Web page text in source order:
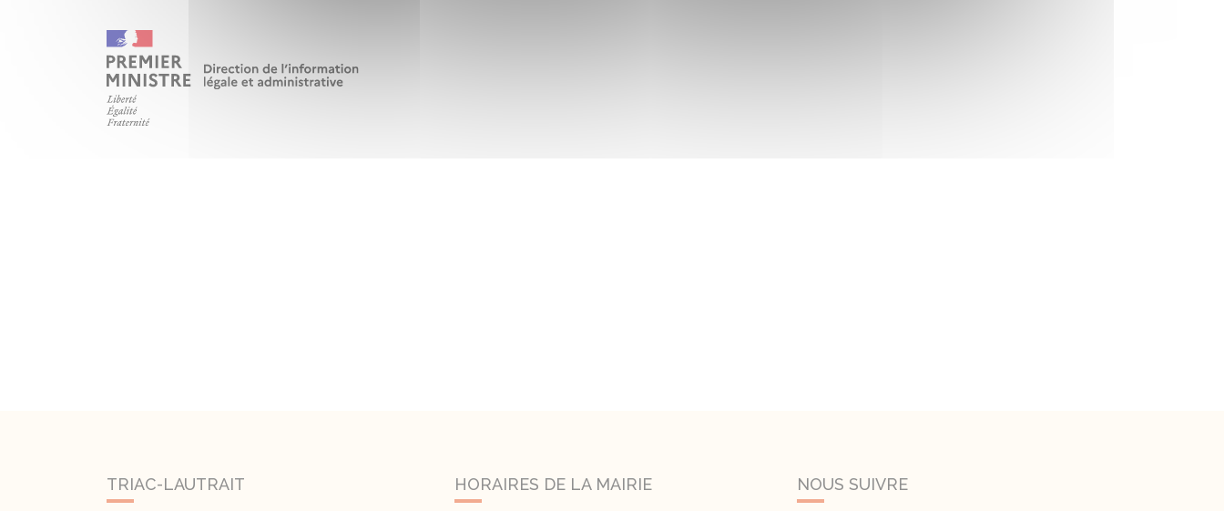
TRIAC-LAUTRAIT HORAIRES DE LA MAIRIE NOUS SUIVRE